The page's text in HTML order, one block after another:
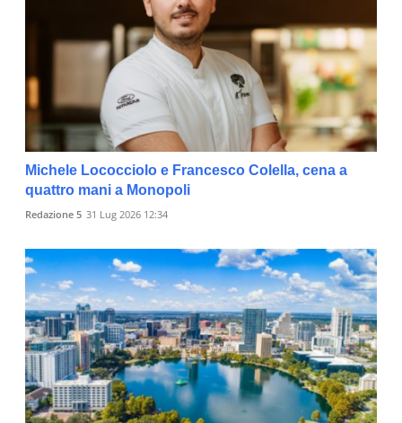
Michele Lococciolo e Francesco Colella, cena a
quattro mani a Monopoli
Redazione 5 31 Lug 2026 12:34